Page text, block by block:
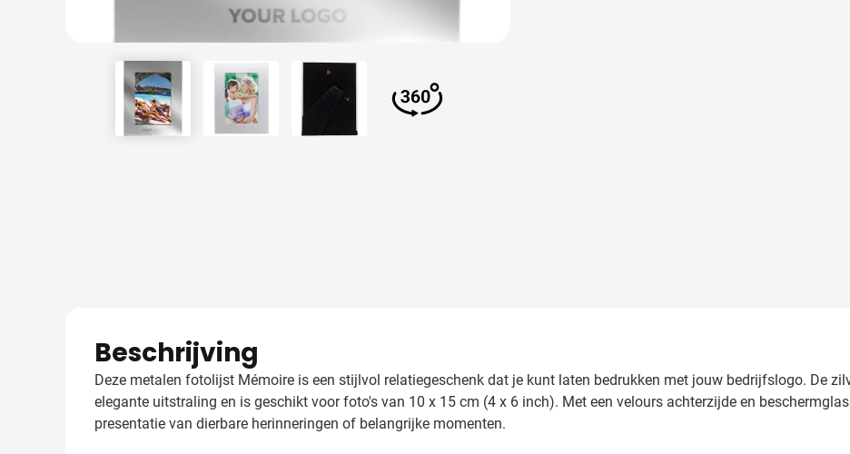
View larger imageView larger imageView larger image
Beschrijving
Deze metalen fotolijst Mémoire is een stijlvol relatiegeschenk dat je kunt laten bedrukken met jouw bedrijfslogo. De
elegante uitstraling en is geschikt voor foto's van 10 x 15 cm (4 x 6 inch). Met een velours achterzijde en
presentatie van dierbare herinneringen of belangrijke momenten.